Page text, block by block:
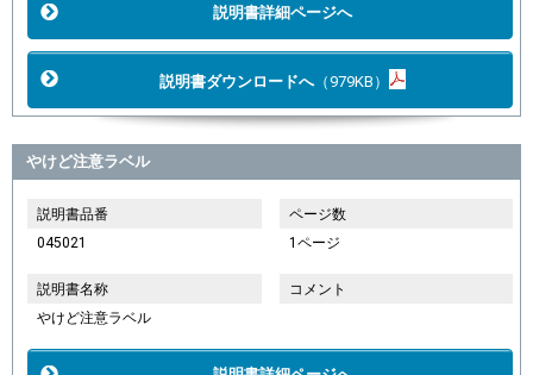
説明書詳細ページへ
説明書ダウンロードへ（979KB）
やけど注意ラベル
説明書品番
045021
ページ数
1ページ
説明書名称
やけど注意ラベル
コメント